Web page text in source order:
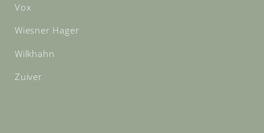
Vox
Wiesner Hager
Wilkhahn
Zuiver